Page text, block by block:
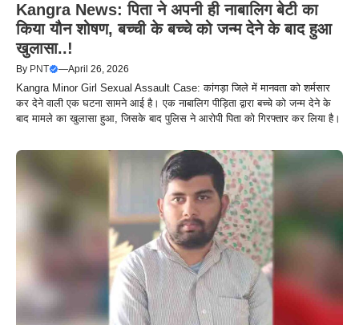
Kangra News: पिता ने अपनी ही नाबालिग बेटी का
किया यौन शोषण, बच्ची के बच्चे को जन्म देने के बाद हुआ
खुलासा..!
By PNT —April 26, 2026
Kangra Minor Girl Sexual Assault Case: कांगड़ा जिले में मानवता को शर्मसार
कर देने वाली एक घटना सामने आई है। एक नाबालिग पीड़िता द्वारा बच्चे को जन्म देने के
बाद मामले का खुलासा हुआ, जिसके बाद पुलिस ने आरोपी पिता को गिरफ्तार कर लिया है।